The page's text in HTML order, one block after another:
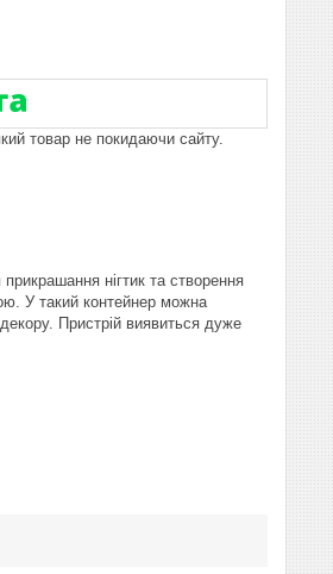
товар не покидаючи сайту.
нігтик та створення
У такий контейнер можна
Пристрій виявиться дуже